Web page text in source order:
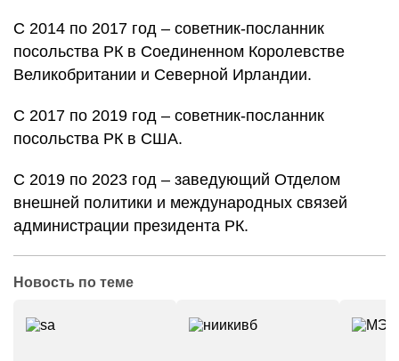
С 2014 по 2017 год – советник-посланник
посольства РК в Соединенном Королевстве
Великобритании и Северной Ирландии.
С 2017 по 2019 год – советник-посланник
посольства РК в США.
С 2019 по 2023 год – заведующий Отделом
внешней политики и международных связей
администрации президента РК.
Новость по теме